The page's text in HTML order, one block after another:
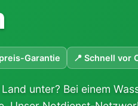
Garantie 📍 Schnell vor
unter? Bei einem